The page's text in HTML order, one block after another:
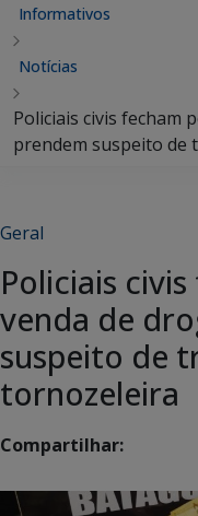
Informativos
Notícias
Policiais civis fecham
prendem suspeito de
Geral
Policiais
venda de
suspeito de
tornozeleira
Compartilhar: